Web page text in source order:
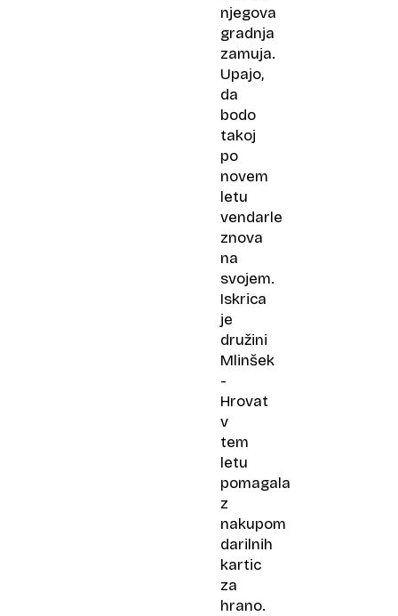
njegova
gradnja
zamuja.
Upajo,
da
bodo
takoj
po
novem
letu
vendarle
znova
na
svojem.
Iskrica
je
družini
Mlinšek
-
Hrovat
v
tem
letu
pomagala
z
nakupom
darilnih
kartic
za
hrano.